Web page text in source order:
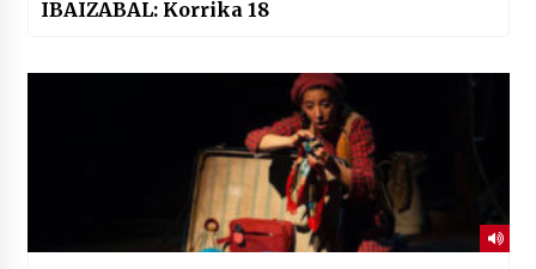
IBAIZABAL: Korrika 18